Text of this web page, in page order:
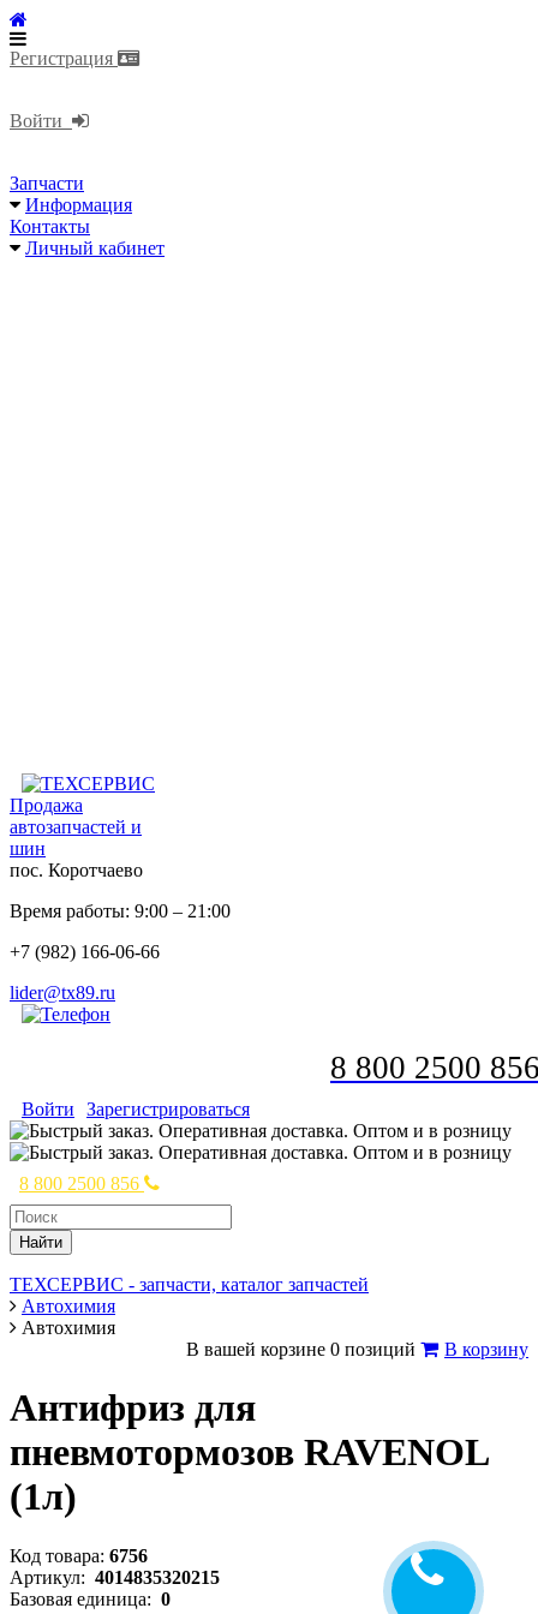
Регистрация
Войти
Запчасти
Информация
Контакты
Личный кабинет
Продажа
автозапчастей и
шин
пос. Коротчаево
Время работы: 9:00 – 21:00
+7 (982) 166-06-66
lider@tx89.ru
8 800 2500
Войти Зарегистрироваться
8 800 2500 856
Найти
ТЕХСЕРВИС - запчасти, каталог запчастей
Автохимия
Автохимия
В вашей корзине 0 позиций
В корзину
Антифриз для
пневмотормозов RAVENOL
(1л)
Код товара: 6756
Артикул: 4014835320215
Базовая единица: 0